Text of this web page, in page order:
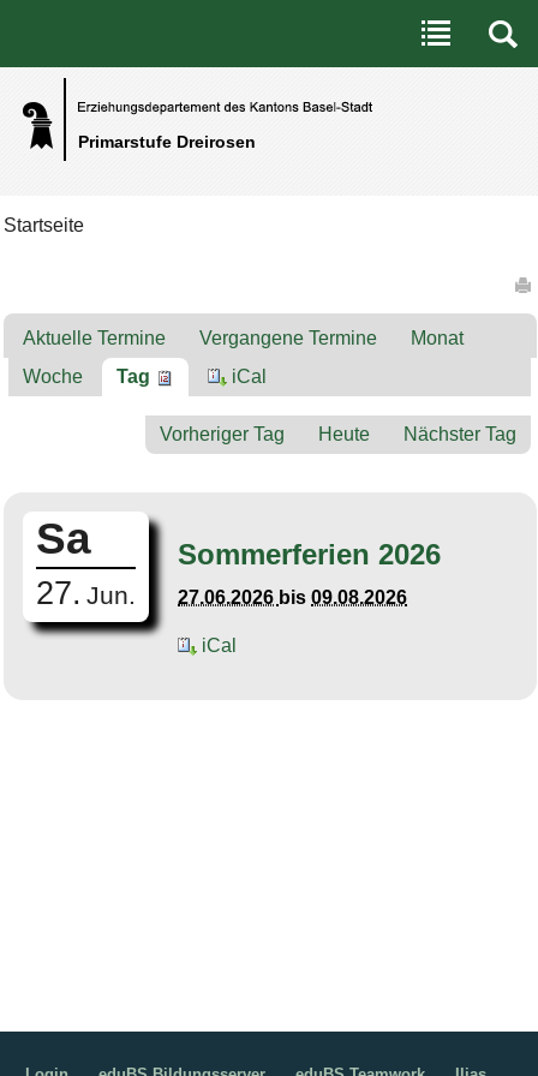
Primarstufe Dreirosen
Benutzerspezifische Werkzeuge
Direkt zum Inhalt|Direkt zur Navigation
Startseite
Aktuelle Termine Vergangene Termine
Monat
Woche
Tag iCal
Vorheriger Tag Heute Nächster Tag
Sa
27. Jun.
Sommerferien 2026
27.06.2026 bis09.08.2026
iCal